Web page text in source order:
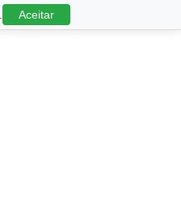
Aceitar